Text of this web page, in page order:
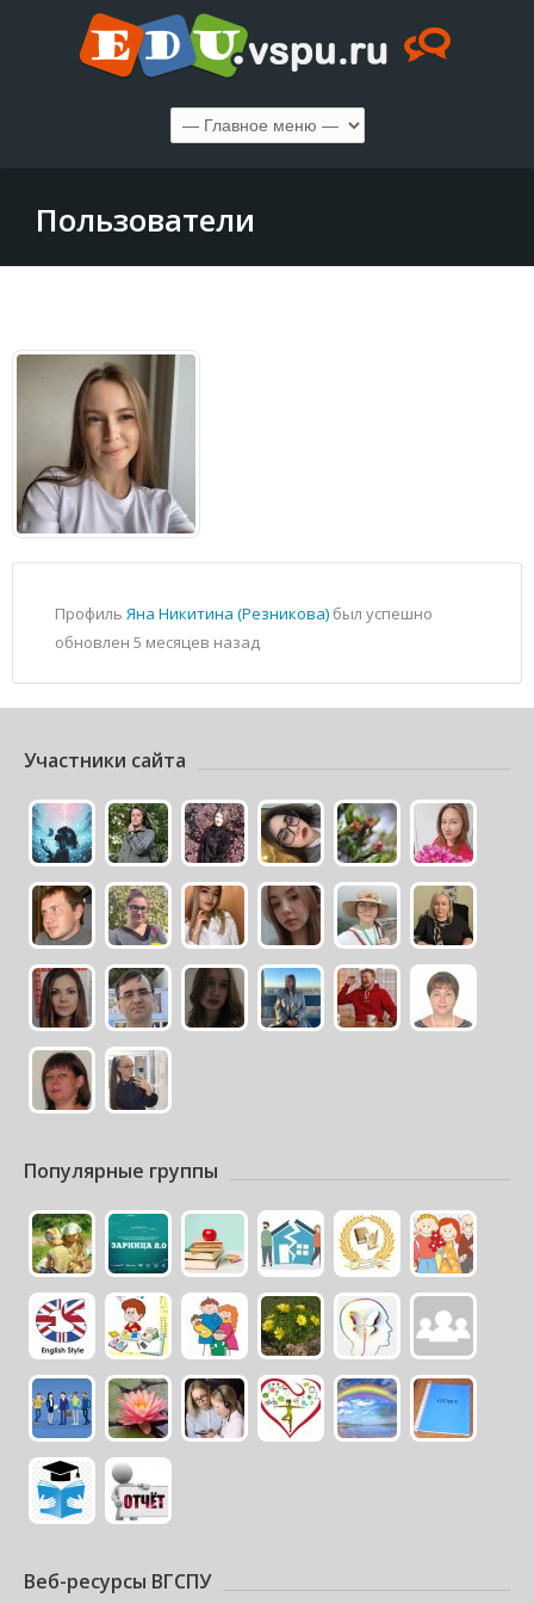
Пользователи
Профиль Яна Никитина (Резникова) был успешно
обновлен 5 месяцев назад
Участники сайта
Популярные группы
Веб-ресурсы ВГСПУ